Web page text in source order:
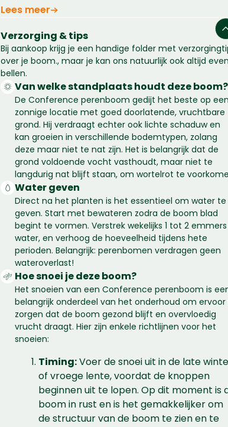
Lees meer
Verzorging & tips
Bij aankoop krijg je een handige folder met
over je boom., maar je kan ons natuurlijk ook altijd even
bellen.
Van welke standplaats houdt deze boom?
De Conference perenboom gedijt het beste op een
zonnige locatie met goed doorlatende, vruchtbare
grond. Hij verdraagt echter ook lichte schaduw en
kan groeien in verschillende bodemtypen, zolang
deze maar niet te nat zijn. Het is belangrijk dat de
grond voldoende vocht vasthoudt, maar niet te
langdurig nat blijft staan, om wortelrot te
Water geven
Direct na het planten is het essentieel om water te
geven. Start met bewateren zodra de boom blad
begint te vormen. Verstrek wekelijks 1 tot 2 emmers
water, en verhoog de hoeveelheid tijdens hete
perioden. Belangrijk: perenbomen verdragen geen
wateroverlast!
Hoe snoei je deze boom?
Het snoeien van een Conference perenboom is
belangrijk onderdeel van het onderhoud om ervoor
zorgen dat de boom gezond blijft en overvloedig
vrucht draagt. Hier zijn enkele richtlijnen voor het
snoeien:
Timing:Voer de snoei uit in de late
of vroege lente, voordat de knoppen
beginnen uit te lopen. Op dit moment is
boom in rust en is het gemakkelijker om
de structuur van de boom te zien en te